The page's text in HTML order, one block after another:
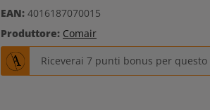
EAN: 4016187070015
Produttore: Comair
Riceverai 7 punti bonus per